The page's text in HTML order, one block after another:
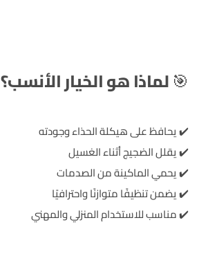
🎯لماذا هو الخيار الأنسب؟
✔️ يحافظ على هيكلة الحذاء وجودته
✔️ يقلل الضجيج أثناء الغسيل
✔️ يحمي الماكينة من الصدمات
✔️ يضمن تنظيفًا متوازنًا واحترافيًا
✔️ مناسب للاستخدام المنزلي والمهني